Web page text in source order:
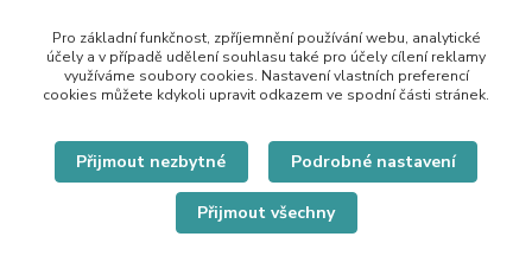
Pro základní funkčnost, zpříjemnění používání webu, analytické
účely a v případě udělení souhlasu také pro účely cílení reklamy
využíváme soubory cookies. Nastavení vlastních preferencí
cookies můžete kdykoli upravit odkazem ve spodní části stránek.
Přijmout nezbytné Podrobné nastavení
Přijmout všechny